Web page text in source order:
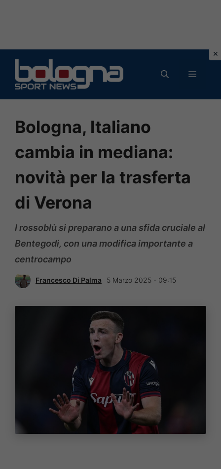
contenuto
MENU
Bologna, Italiano
cambia in mediana:
novità per la trasferta
di Verona
I rossoblù si preparano a una sfida cruciale al
Bentegodi, con una modifica importante a
centrocampo
Francesco Di Palma 5 Marzo 2025 - 09:15